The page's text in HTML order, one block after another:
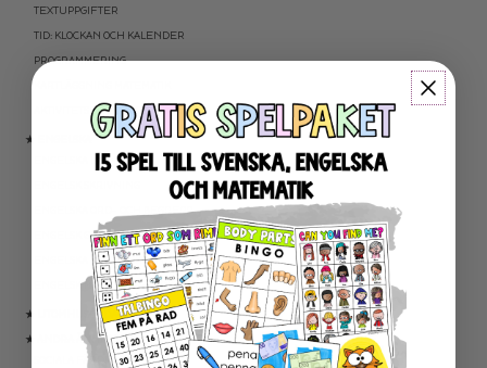
TEXTUPPGIFTER
TID: KLOCKAN OCH KALENDER
PROGRAMMERING
AKTIVITETSPAKET MATEMATIK
★ ENGELSKA
ENGELSKA LÄSNING
ENGELSKA ORD- OCH BEGREPP
ENGELSK GRAMATIK
ENGELSKA HÖGFREKVENTA ORD
ENGELSK MUNTLIGA FÄRDIGHET
★ UTOMHUSPEDAGOGIK
★ ANDRA ÄMNEN
SOCIALA FÄRDIGHETER